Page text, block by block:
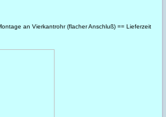
an Vierkantrohr (flacher Anschluß) == Lieferzeit